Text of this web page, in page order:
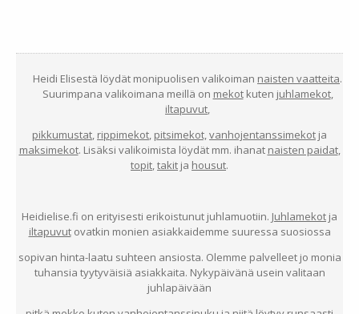
Heidi Elisestä löydät monipuolisen valikoiman naisten vaatteita.
Suurimpana valikoimana meillä on mekotkuten juhlamekot,
iltapuvut
pikkumustat rippimekot pitsimekot, vanhojentanssimekot ja
maksimekot. Lisäksi valikoimista löydät mm. ihanat naisten paidat,
topit takit ja housut.
Heidielise.fi on erityisesti erikoistunut juhlamuotiin. Juhlamekot ja
iltapuvutovatkin monien asiakkaidemme suuressa suosiossa
sopivan hinta-laatu suhteen ansiosta. Olemme palvelleet jo monia
tuhansia tyytyväisiä asiakkaita. Nykypäivänä usein valitaan
juhlapäivään